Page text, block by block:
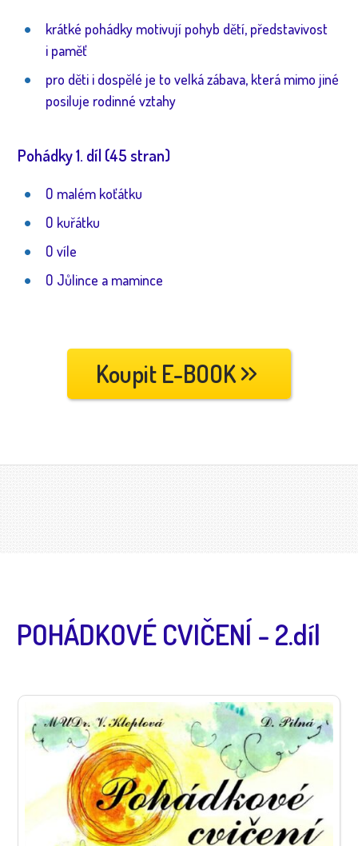
krátké pohádky motivují pohyb dětí, představivost
i paměť
pro děti i dospělé je to velká zábava, která mimo jiné
posiluje rodinné vztahy
Pohádky 1. díl (45 stran)
O malém koťátku
O kuřátku
O víle
O Jůlince a mamince
Koupit E-BOOK
POHÁDKOVÉ CVIČENÍ - 2.díl